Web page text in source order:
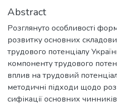
Abstract
Розглянуто особливості
розвитку основних
трудового потенціалу
компоненту трудового
вплив на трудовий
методичні підходи щодо
сифікації основних